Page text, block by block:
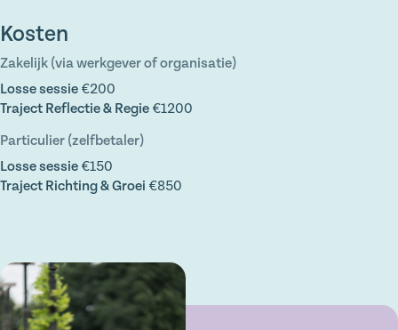
Kosten
Zakelijk (via werkgever of organisatie)
Losse sessie €200
Traject Reflectie & Regie €1200
Particulier (zelfbetaler)
Losse sessie €150
Traject Richting & Groei €850